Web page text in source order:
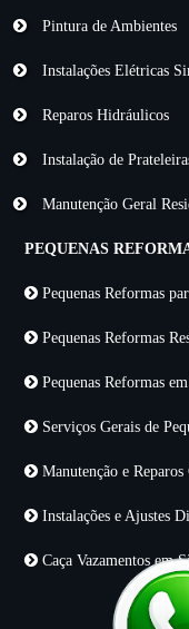
Pintura de Ambientes
Instalações Elétricas
Reparos Hidráulicos
Instalação de
Manutenção Geral
PEQUENAS
Pequenas Reformas
Pequenas Reformas
Pequenas Reformas
Serviços Gerais de
Manutenção e
Instalações e Ajustes
Caça Vazamentos em